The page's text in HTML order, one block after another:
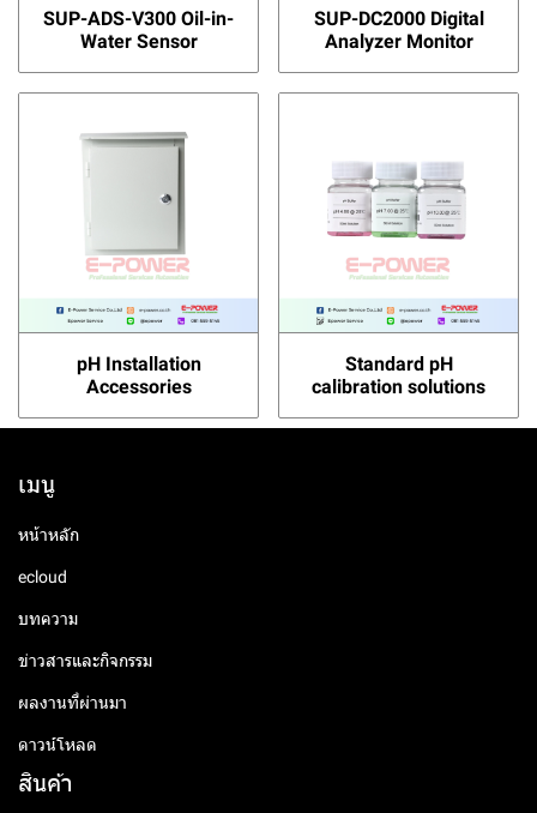
SUP-ADS-V300 Oil-in-
Water Sensor
SUP-DC2000 Digital
Analyzer Monitor
pH Installation
Accessories
Standard pH
calibration solutions
เมนู
หน้าหลัก
ecloud
บทความ
ข่าวสารและกิจกรรม
ผลงานที่ผ่านมา
ดาวน์โหลด
สินค้า